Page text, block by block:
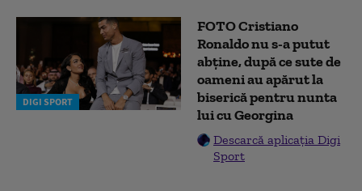
DIGI SPORT
FOTO Cristiano
Ronaldo nu s-a putut
abține, după ce sute de
oameni au apărut la
biserică pentru nunta
lui cu Georgina
Descarcă aplicația Digi
Sport